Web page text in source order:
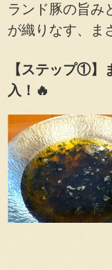
ランド豚の旨み
が織りなす、ま
【ステップ①】
入！🔥